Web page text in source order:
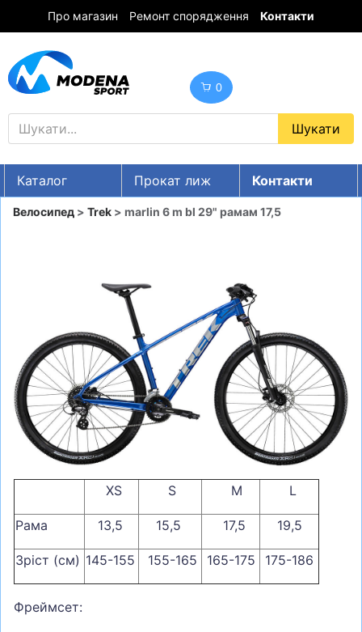
Про магазин Ремонт спорядження Контакти
0
Каталог Прокат лиж
Контакти
UA RU EN
СНОУБОРДИ
ВЗУТТЯ
СУМКИ
ШОЛОМИ, ЗАХИСТ, ОКУЛЯРИ
БІГ, ФІТНЕС, М'ЯЧІ
ВЕЛОСИПЕДИ
ТЕНІС, БАДМІНТОН
ВОДНІ ВИДИ СПОРТУ
Велосипед > Trek > marlin 6 m bl 29" рамам 17,5
XS S M L
Рама 13,5 15,5 17,5 19,5
Зріст (см) 145-155 155-165 165-175 175-186
Фреймсет: